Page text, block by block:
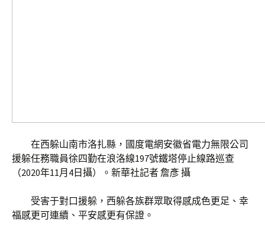
在西躲山南市洛扎縣，國度電網安徽省電力無限公司
援躲任務職員徐四勤在浪洛線197號鐵塔停止線路巡查
（2020年11月4日攝）。新華社記者 詹彥 攝
受害于對口援躲，西躲各族群眾取得感成色更足、幸
福感更可連續、平安感更有保證。